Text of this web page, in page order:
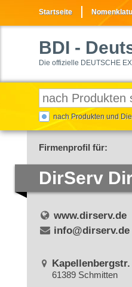
Startseite
BDI -
Die offizielle DEUTSCHE
nach Produkten und
Firmenprofil für:
DirServ
www.dirserv.de
info@dirserv.de
Kapellenbergstr.
61389 Schmitten